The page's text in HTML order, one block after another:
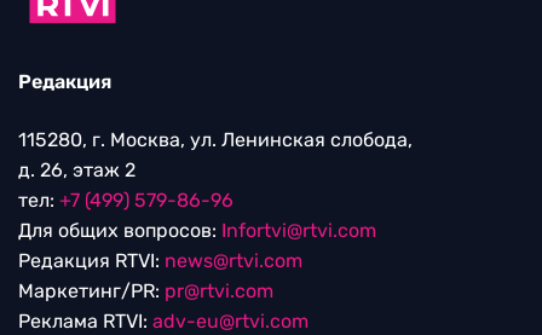
Редакция
115280, г. Москва, ул. Ленинская слобода,
д. 26, этаж 2
тел: +7 (499) 579-86-96
Для общих вопросов: Infortvi@rtvi.com
Редакция RTVI: news@rtvi.com
Маркетинг/PR: pr@rtvi.com
Реклама RTVI: adv-eu@rtvi.com